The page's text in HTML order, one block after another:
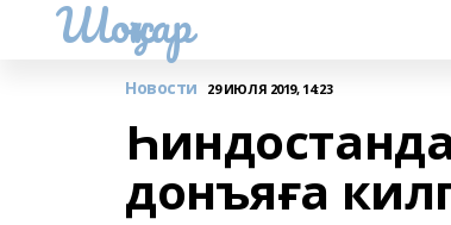
Шоңҡар
Новости 29 ИЮЛЯ 2019, 14:23
донъяға